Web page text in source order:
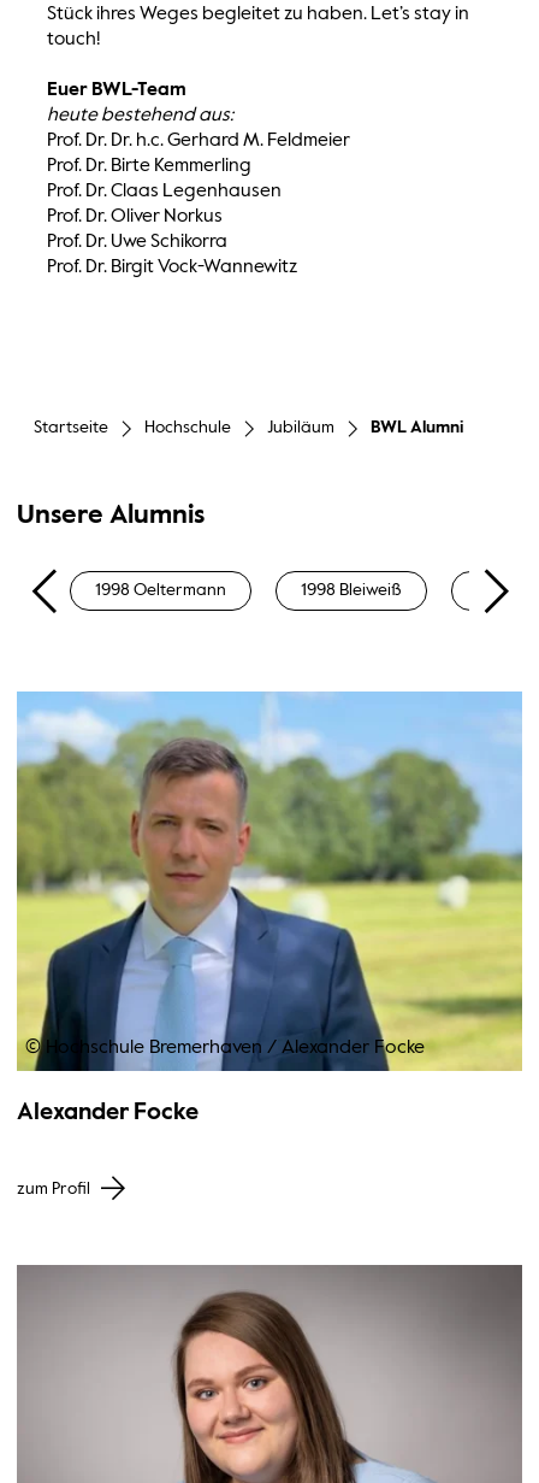
Stück ihres Weges begleitet zu haben. Let’s stay in
touch!
Euer BWL-Team
heute bestehend aus:
Prof. Dr. Dr. h.c. Gerhard M. Feldmeier
Prof. Dr. Birte Kemmerling
Prof. Dr. Claas Legenhausen
Prof. Dr. Oliver Norkus
Prof. Dr. Uwe Schikorra
Prof. Dr. Birgit Vock-Wannewitz
Startseite Hochschule Jubiläum BWL Alumni
Unsere Alumnis
1998 Oeltermann 1998 Bleiweiß 1999
© Hochschule Bremerhaven / Alexander Focke
Alexander Focke
zum Profil